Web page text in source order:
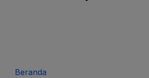
Beranda